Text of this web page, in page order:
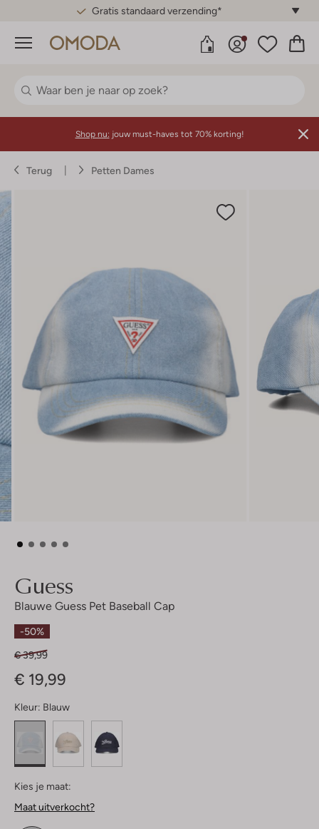
Gratis standaard verzending*
Menu
Shop nu: jouw must-haves tot 70% korting!
Terug Petten Dames
Guess
Blauwe Guess Pet Baseball Cap
-50%
€ 39,99
€ 19,99
Kleur: Blauw
Kies je maat:
Maat uitverkocht?